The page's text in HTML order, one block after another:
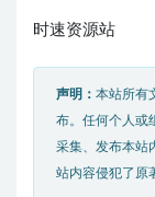
时速资源站
声明： 本站所有
布。任何个人或
采集、发布本站
站内容侵犯了原